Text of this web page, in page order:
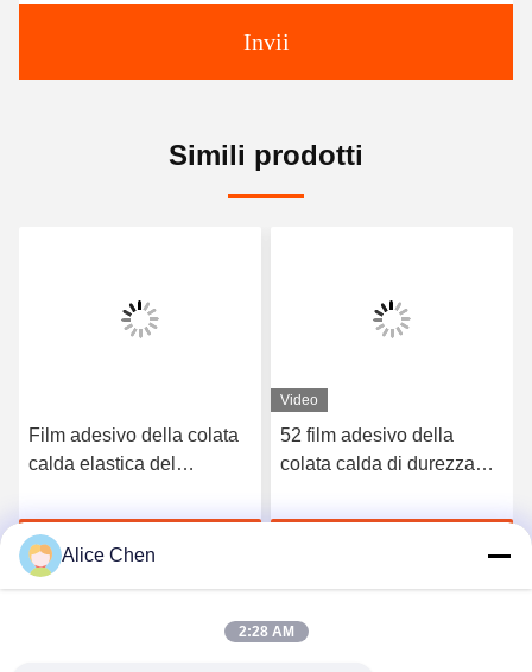
Invii
Simili prodotti
Film adesivo della colata
calda elastica del
qualità
Chatta Adesso
Video
52 film adesivo della
colata calda di durezza
biancheria intima senza
Alice Chen
2:28 AM